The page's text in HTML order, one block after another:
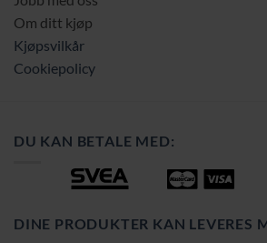
Om ditt kjøp
Kjøpsvilkår
Cookiepolicy
DU KAN BETALE MED:
DINE PRODUKTER KAN LEVERES